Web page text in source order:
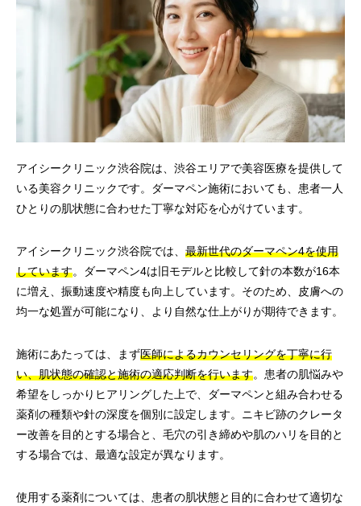
アイシークリニック渋谷院は、渋谷エリアで美容医療を提供して
いる美容クリニックです。ダーマペン施術においても、患者一人
ひとりの肌状態に合わせた丁寧な対応を心がけています。
アイシークリニック渋谷院では、 最新世代のダーマペン4を使用
しています。ダーマペン4は旧モデルと比較して針の本数が16本
に増え、振動速度や精度も向上しています。そのため、皮膚への
均一な処置が可能になり、より自然な仕上がりが期待できます。
施術にあたっては、まず医師によるカウンセリングを丁寧に行
い、肌状態の確認と施術の適応判断を行います。患者の肌悩みや
希望をしっかりヒアリングした上で、ダーマペンと組み合わせる
薬剤の種類や針の深度を個別に設定します。ニキビ跡のクレータ
ー改善を目的とする場合と、毛穴の引き締めや肌のハリを目的と
する場合では、最適な設定が異なります。
使用する薬剤については、患者の肌状態と目的に合わせて適切な